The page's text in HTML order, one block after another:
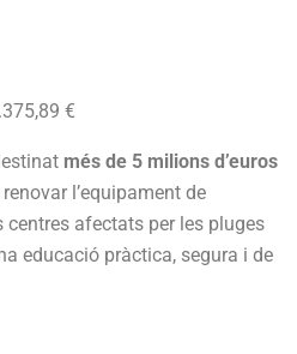
€
més de 5 milions d’euros
l’equipament de
afectats per les pluges
educació pràctica, segura i de